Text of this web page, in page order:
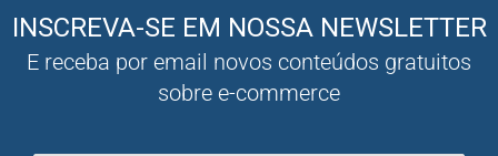
INSCREVA-SE EM NOSSA NEWSLETTER
E receba por email novos conteúdos gratuitos
sobre e-commerce